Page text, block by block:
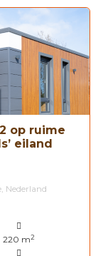
op ruime
eiland
Nederland
220 m2